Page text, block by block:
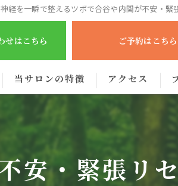
経を一瞬で整えるツボで合谷や内関が不安・緊
せはこちら ご予約はこちら
当サロンの特徴
眼精疲労
アクセス
安・緊張リ